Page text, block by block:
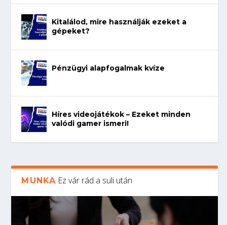
Kitalálod, mire használják ezeket a
gépeket?
Pénzügyi alapfogalmak kvíze
Híres videojátékok – Ezeket minden
valódi gamer ismeri!
MUNKA Ez vár rád a suli után